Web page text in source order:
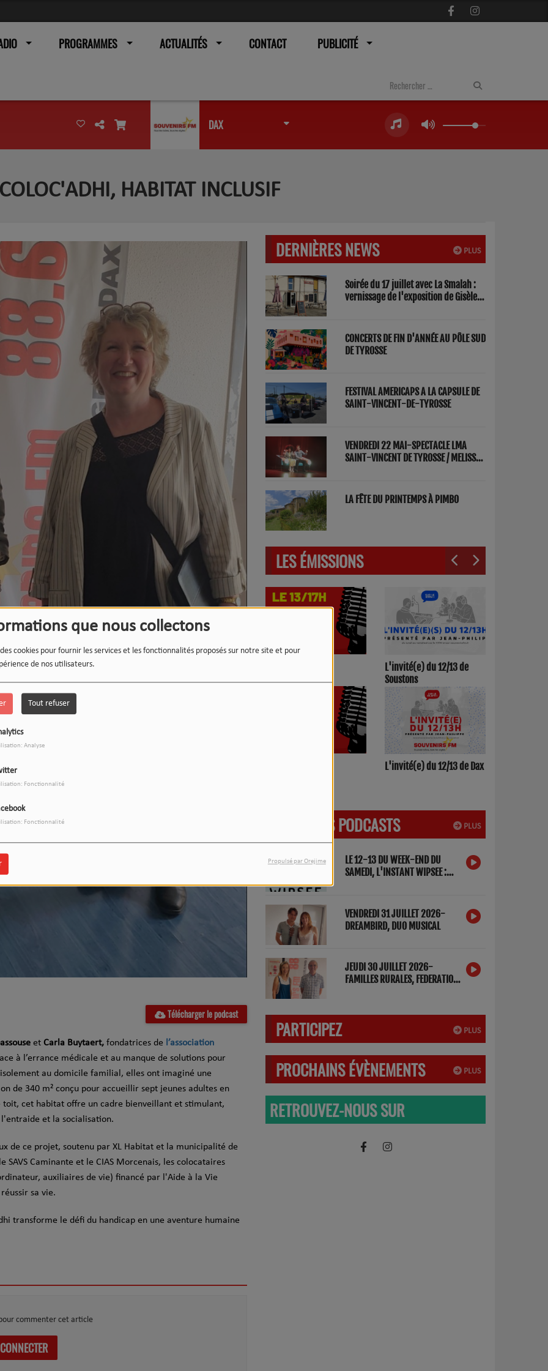
que nous collectons
cookies pour fournir les services et les fonctionnalités proposés sur notre site et pour
de nos utilisateurs.
Tout refuser
Analyse
Fonctionnalité
Fonctionnalité
Propulsé par Orejime
PROGRAMMES ACTUALITÉS CONTACT PUBLICITÉ
DAX
HABITAT INCLUSIF
Télécharger le podcast
et Carla Buytaert, fondatrices de l’association
à l’errance médicale et au manque de solutions pour
au domicile familial, elles ont imaginé une
de 340 m² conçu pour accueillir sept jeunes adultes en
toit, cet habitat offre un cadre bienveillant et stimulant,
et la socialisation.
de ce projet, soutenu par XL Habitat et la municipalité de
Caminante et le CIAS Morcenais, les colocataires
auxiliaires de vie) financé par l'Aide à la Vie
sa vie.
transforme le défi du handicap en une aventure humaine
commenter cet article
PLUS
DERNIÈRES NEWS
Soirée du 17 juillet avec La Smalah :
vernissage de l'exposition de Gisèle
CONCERTS DE FIN D'ANNÉE AU PÔLE SUD
DE TYROSSE
FESTIVAL AMERICAPS A LA CAPSULE DE
SAINT-VINCENT-DE-TYROSSE
VENDREDI 22 MAI-SPECTACLE LMA
SAINT-VINCENT DE TYROSSE / MELISSA
LA FÊTE DU PRINTEMPS À PIMBO
LES ÉMISSIONS
L'INSTANT WIPSEE
L'invité(e) du 12/13 de
Soustons
L'invité(e) du 12/13 de Dax
PLUS
DERNIERS PODCASTS
LE 12-13 DU WEEK-END DU
SAMEDI, L'INSTANT WIPSEE :
VENDREDI 31 JUILLET 2026-
DREAMBIRD, DUO MUSICAL
JEUDI 30 JUILLET 2026-
FAMILLES RURALES, FEDERATION
PLUS
PARTICIPEZ
PLUS
PROCHAINS ÉVÈNEMENTS
RETROUVEZ-NOUS SUR